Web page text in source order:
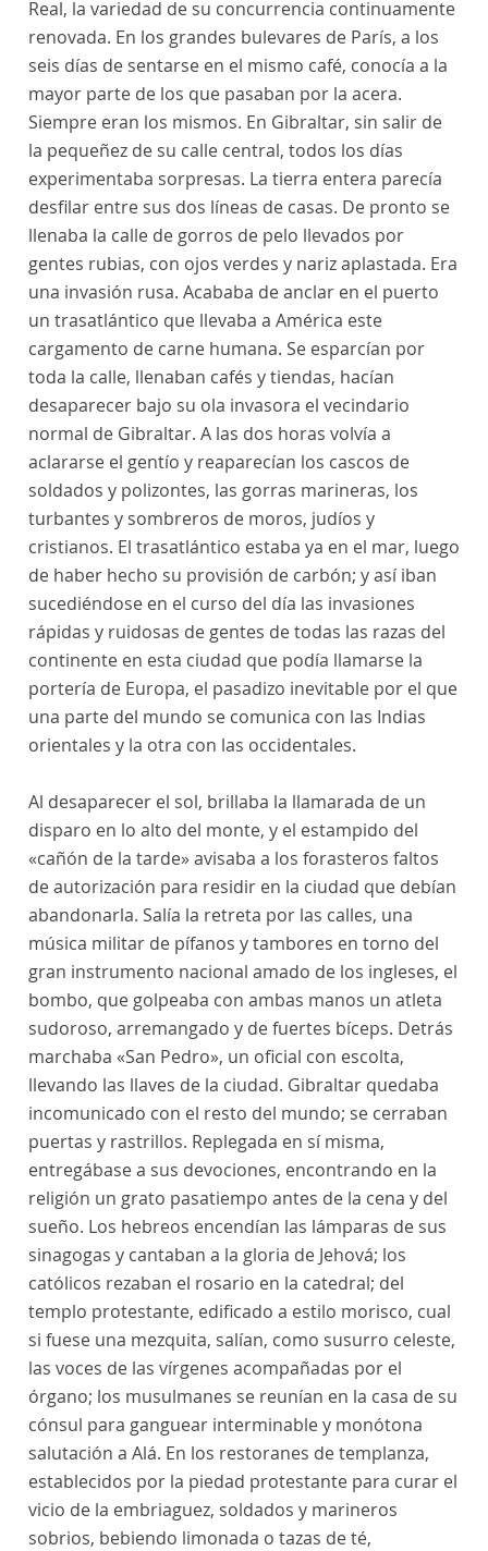
Real, la variedad de su concurrencia continuamente
renovada. En los grandes bulevares de París, a los
seis días de sentarse en el mismo café, conocía a la
mayor parte de los que pasaban por la acera.
Siempre eran los mismos. En Gibraltar, sin salir de
la pequeñez de su calle central, todos los días
experimentaba sorpresas. La tierra entera parecía
desfilar entre sus dos líneas de casas. De pronto se
llenaba la calle de gorros de pelo llevados por
gentes rubias, con ojos verdes y nariz aplastada. Era
una invasión rusa. Acababa de anclar en el puerto
un trasatlántico que llevaba a América este
cargamento de carne humana. Se esparcían por
toda la calle, llenaban cafés y tiendas, hacían
desaparecer bajo su ola invasora el vecindario
normal de Gibraltar. A las dos horas volvía a
aclararse el gentío y reaparecían los cascos de
soldados y polizontes, las gorras marineras, los
turbantes y sombreros de moros, judíos y
cristianos. El trasatlántico estaba ya en el mar, luego
de haber hecho su provisión de carbón; y así iban
sucediéndose en el curso del día las invasiones
rápidas y ruidosas de gentes de todas las razas del
continente en esta ciudad que podía llamarse la
portería de Europa, el pasadizo inevitable por el que
una parte del mundo se comunica con las Indias
orientales y la otra con las occidentales.
Al desaparecer el sol, brillaba la llamarada de un
disparo en lo alto del monte, y el estampido del
«cañón de la tarde» avisaba a los forasteros faltos
de autorización para residir en la ciudad que debían
abandonarla. Salía la retreta por las calles, una
música militar de pífanos y tambores en torno del
gran instrumento nacional amado de los ingleses, el
bombo, que golpeaba con ambas manos un atleta
sudoroso, arremangado y de fuertes bíceps. Detrás
marchaba «San Pedro», un oficial con escolta,
llevando las llaves de la ciudad. Gibraltar quedaba
incomunicado con el resto del mundo; se cerraban
puertas y rastrillos. Replegada en sí misma,
entregábase a sus devociones, encontrando en la
religión un grato pasatiempo antes de la cena y del
sueño. Los hebreos encendían las lámparas de sus
sinagogas y cantaban a la gloria de Jehová; los
católicos rezaban el rosario en la catedral; del
templo protestante, edificado a estilo morisco, cual
si fuese una mezquita, salían, como susurro celeste,
las voces de las vírgenes acompañadas por el
órgano; los musulmanes se reunían en la casa de su
cónsul para ganguear interminable y monótona
salutación a Alá. En los restoranes de templanza,
establecidos por la piedad protestante para curar el
vicio de la embriaguez, soldados y marineros
sobrios, bebiendo limonada o tazas de té,